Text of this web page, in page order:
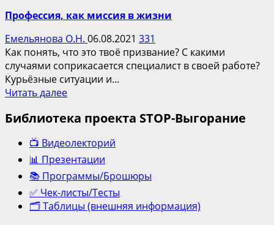
Профессия, как миссия в жизни
Емельянова О.Н. 06.08.2021 331
Как понять, что это твоё призвание? С какими
случаями соприкасается специалист в своей работе?
Курьёзные ситуации и...
Читать далееПодробнее
Профессия,
миссия
в
жизни
Библиотека проекта STOP-Выгорание
📺 Видеолекторий
📊 Презентации
📚 Программы/Брошюры
✅ Чек-листы/Тесты
🗂️ Таблицы (внешняя информация)